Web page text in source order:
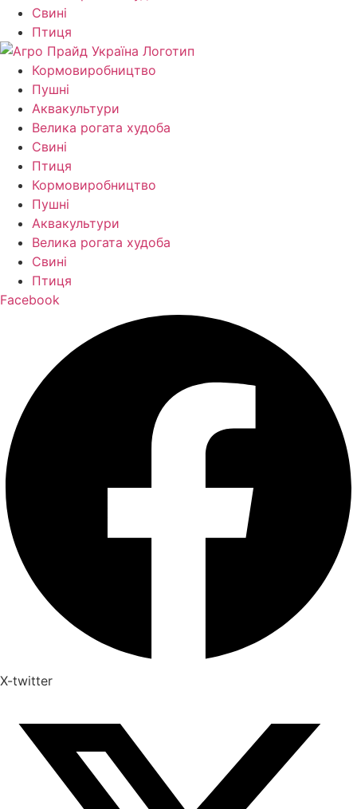
Свині
Птиця
Кормо­виробництво
Пушні
Аквакультури
Велика рогата худоба
Свині
Птиця
Кормо­виробництво
Пушні
Аквакультури
Велика рогата худоба
Свині
Птиця
Facebook
X-twitter